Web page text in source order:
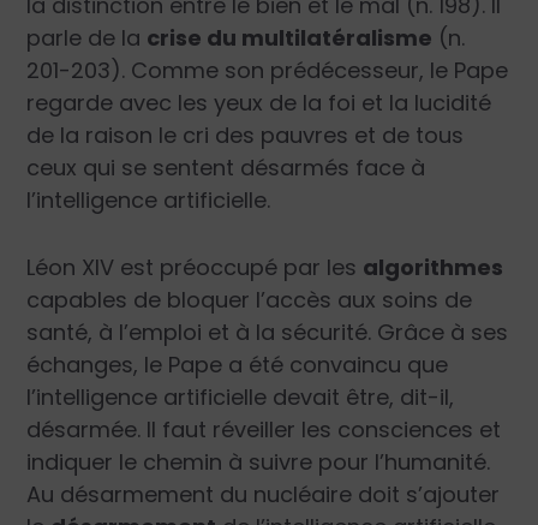
parle de la crise du multilatéralisme (n.
201-203). Comme son prédécesseur, le Pape
regarde avec les yeux de la foi et la lucidité
de la raison le cri des pauvres et de tous
ceux qui se sentent désarmés face à
l’intelligence artificielle.
Léon XIV est préoccupé par les algorithmes
capables de bloquer l’accès aux soins de
santé, à l’emploi et à la sécurité. Grâce à ses
échanges, le Pape a été convaincu que
l’intelligence artificielle devait être, dit-il,
désarmée. Il faut réveiller les consciences et
indiquer le chemin à suivre pour l’humanité.
Au désarmement du nucléaire doit s’ajouter